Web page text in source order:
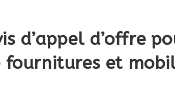
d’appel d’offre
fournitures et